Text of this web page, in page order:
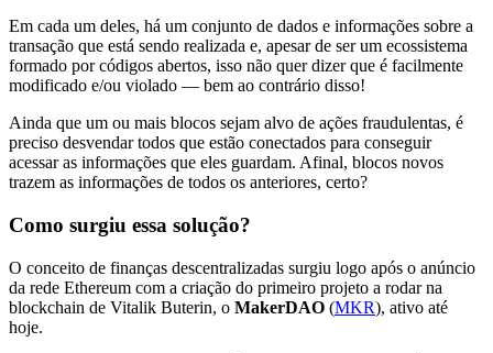
Em cada um deles, há um conjunto de dados e informações sobre a
transação que está sendo realizada e, apesar de ser um ecossistema
formado por códigos abertos, isso não quer dizer que é facilmente
modificado e/ou violado — bem ao contrário disso!
Ainda que um ou mais blocos sejam alvo de ações fraudulentas, é
preciso desvendar todos que estão conectados para conseguir
acessar as informações que eles guardam. Afinal, blocos novos
trazem as informações de todos os anteriores, certo?
Como surgiu essa solução?
O conceito de finanças descentralizadas surgiu logo após o anúncio
da rede Ethereum com a criação do primeiro projeto a rodar na
blockchain de Vitalik Buterin, o MakerDAO (MKR), ativo até
hoje.